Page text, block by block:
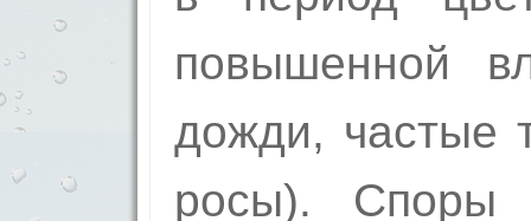
повышенной
дожди, частые
росы). Споры